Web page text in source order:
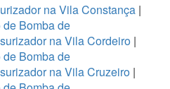
na Vila Constança |
Bomba de
na Vila Cordeiro|
Bomba de
na Vila Cruzeiro |